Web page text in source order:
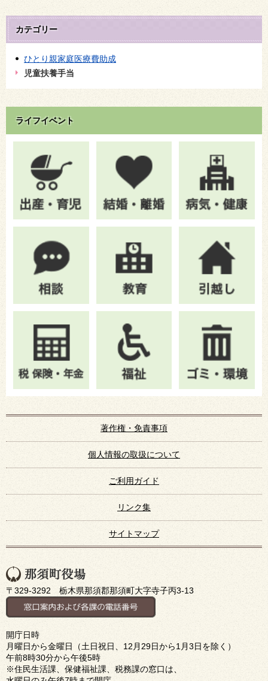
カテゴリー
ひとり親家庭医療費助成
児童扶養手当
ライフイベント
著作権・免責事項
個人情報の取扱について
ご利用ガイド
リンク集
サイトマップ
〒329-3292 栃木県那須郡那須町大字寺子丙3-13
開庁日時
月曜日から金曜日（土日祝日、12月29日から1月3日を除く）
午前8時30分から午後5時
※住民生活課、保健福祉課、税務課の窓口は、